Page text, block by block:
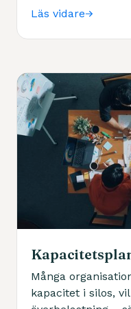
Idag är vi mycket
Läs vidare
Många
kapacitet i silos,